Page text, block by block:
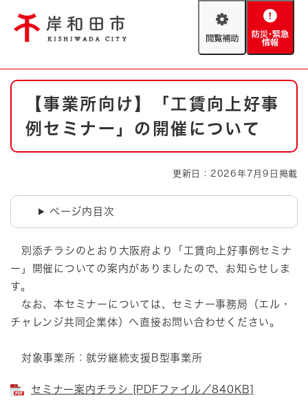
閲
助
防
緊
情
報
やさしい日本語
とじる
防災・緊急情報 救急・消防
ハザードマップ AED設置箇所
本
【事業所向け】「工賃向上好事
例セミナー」の開催について
更新日：2026年7月9日掲載
ページ内目次
別添チラシのとおり大阪府より「工賃向上好事例セミナ
ー」開催についての案内がありましたので、お知らせしま
す。
なお、本セミナーについては、セミナー事務局（エル・
チャレンジ共同企業体）へ直接お問い合わせください。
対象事業所：就労継続支援B型事業所
セミナー案内チラシ [PDFファイル／840KB]